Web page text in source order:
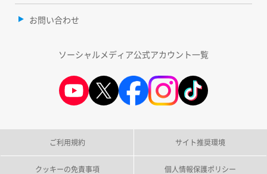
お問い合わせ
ソーシャルメディア公式アカウント一覧
ご利用規約 サイト推奨環境
クッキーの免責事項 個人情報保護ポリシー